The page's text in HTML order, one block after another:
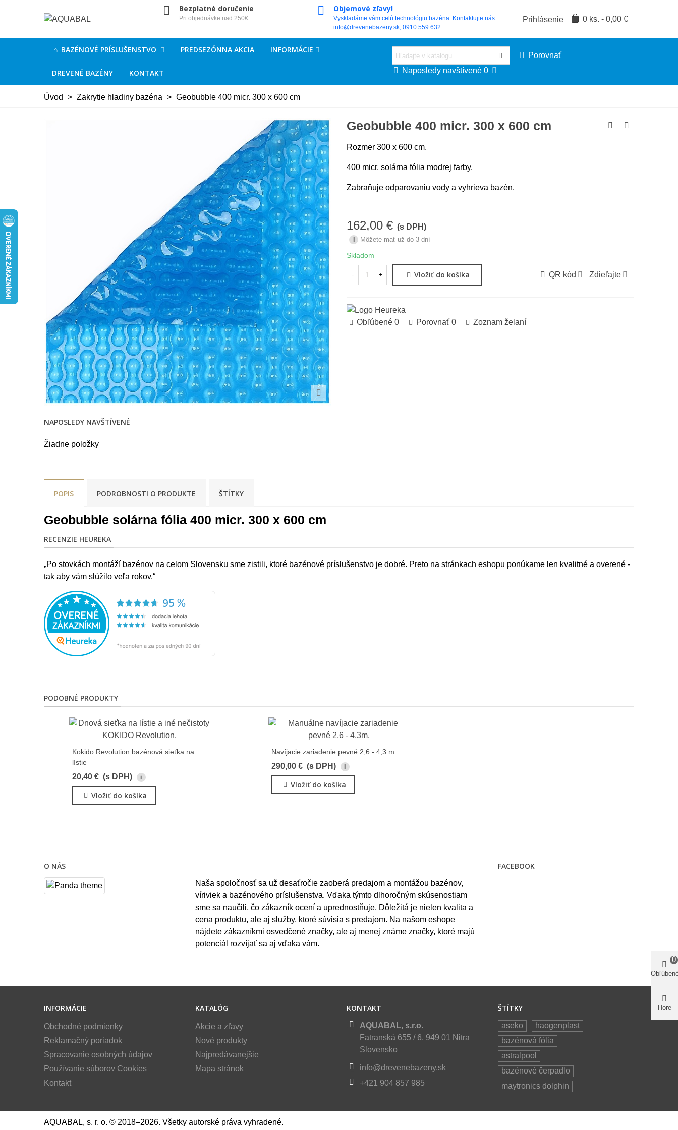
Bezplatné doručenie
Pri objednávke nad 250€
Objemové zľavy!
Vyskladáme vám celú technológiu bazéna. Kontaktujte nás:
info@drevenebazeny.sk, 0910 559 632.
Prihlásenie 0 ks. - 0,00 €
BAZÉNOVÉ PRÍSLUŠENSTVO PREDSEZÓNNA AKCIA INFORMÁCIE
DREVENÉ BAZÉNY KONTAKT
Porovnať
Naposledy navštívené 0
Úvod > Zakrytie hladiny bazéna > Geobubble 400 micr. 300 x 600 cm
NAPOSLEDY NAVŠTÍVENÉ
Žiadne položky
Geobubble 400 micr. 300 x 600 cm
Rozmer 300 x 600 cm.
400 micr. solárna fólia modrej farby.
Zabraňuje odparovaniu vody a vyhrieva bazén.
162,00 € (s DPH)
i Môžete mať už do 3 dní
Skladom
- + Vložiť do košíka QR kód Zdieľajte
Obľúbené 0 Porovnať 0 Zoznam želaní
POPIS PODROBNOSTI O PRODUKTE ŠTÍTKY
Geobubble solárna fólia 400 micr. 300 x 600 cm
RECENZIE HEUREKA
„Po stovkách montáží bazénov na celom Slovensku sme zistili, ktoré bazénové príslušenstvo je dobré. Preto na stránkach eshopu ponúkame len kvalitné a overené -
tak aby vám slúžilo veľa rokov.“
PODOBNÉ PRODUKTY
Kokido Revolution bazénová sieťka na
lístie
20,40 € (s DPH) i
Vložiť do košíka
Navíjacie zariadenie pevné 2,6 - 4,3 m
290,00 € (s DPH) i
Vložiť do košíka
O NÁS
Naša spoločnosť sa už desaťročie zaoberá predajom a montážou bazénov,
víriviek a bazénového príslušenstva. Vďaka týmto dlhoročným skúsenostiam
sme sa naučili, čo zákazník ocení a uprednostňuje. Dôležitá je nielen kvalita a
cena produktu, ale aj služby, ktoré súvisia s predajom. Na našom eshope
nájdete zákazníkmi osvedčené značky, ale aj menej známe značky, ktoré majú
potenciál rozvíjať sa aj vďaka vám.
FACEBOOK
INFORMÁCIE
Obchodné podmienky
Reklamačný poriadok
Spracovanie osobných údajov
Používanie súborov Cookies
Kontakt
KATALÓG
Akcie a zľavy
Nové produkty
Najpredávanejšie
Mapa stránok
KONTAKT
AQUABAL, s.r.o.
Fatranská 655 / 6, 949 01 Nitra
Slovensko
info@drevenebazeny.sk
+421 904 857 985
ŠTÍTKY
aseko
haogenplast
bazénová fólia
astralpool
bazénové čerpadlo
maytronics dolphin
AQUABAL, s. r. o. © 2018–2026. Všetky autorské práva vyhradené.
0
Hore